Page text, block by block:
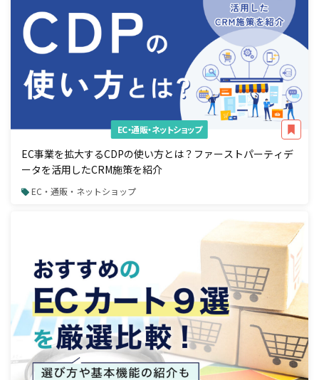
EC・通販・ネットショップ
EC事業を拡大するCDPの使い方とは？ファーストパーティデ
ータを活用したCRM施策を紹介
EC・通販・ネットショップ